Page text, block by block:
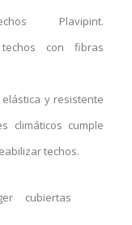
Plavipint.
techos con fibras
y resistente
climáticos cumple
techos.
cubiertas